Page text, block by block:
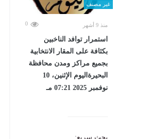
غير مصنف
منذ 9 أشهر 0
استمرار توافد الناخبين
بكثافة على المقار الانتخابية
بجميع مراكز ومدن محافظة
البحيرةاليوم الإثنين، 10
نوفمبر 2025 07:21 مـ
بحث سريع: